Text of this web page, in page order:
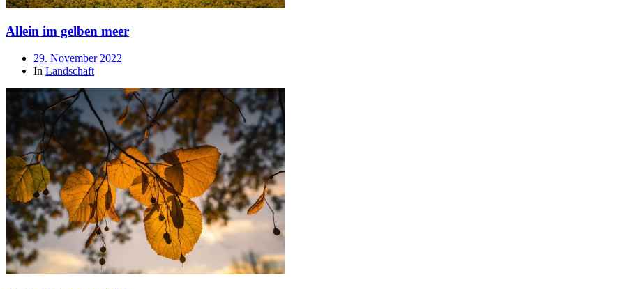
Allein im gelben meer
Beitragsdatum
29. November 2022
In Landschaft